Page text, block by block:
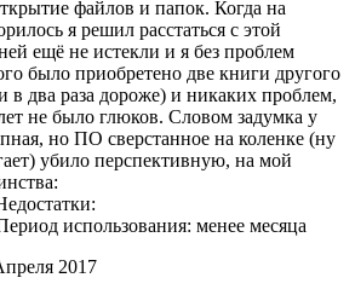
файлов и папок. Когда на
я решил расстаться с этой
ещё не истекли и я без проблем
было приобретено две книги другого
в два раза дороже) и никаких проблем,
не было глюков. Словом задумка у
но ПО сверстанное на коленке (ну
убило перспективную, на мой
использования: менее месяца
2017